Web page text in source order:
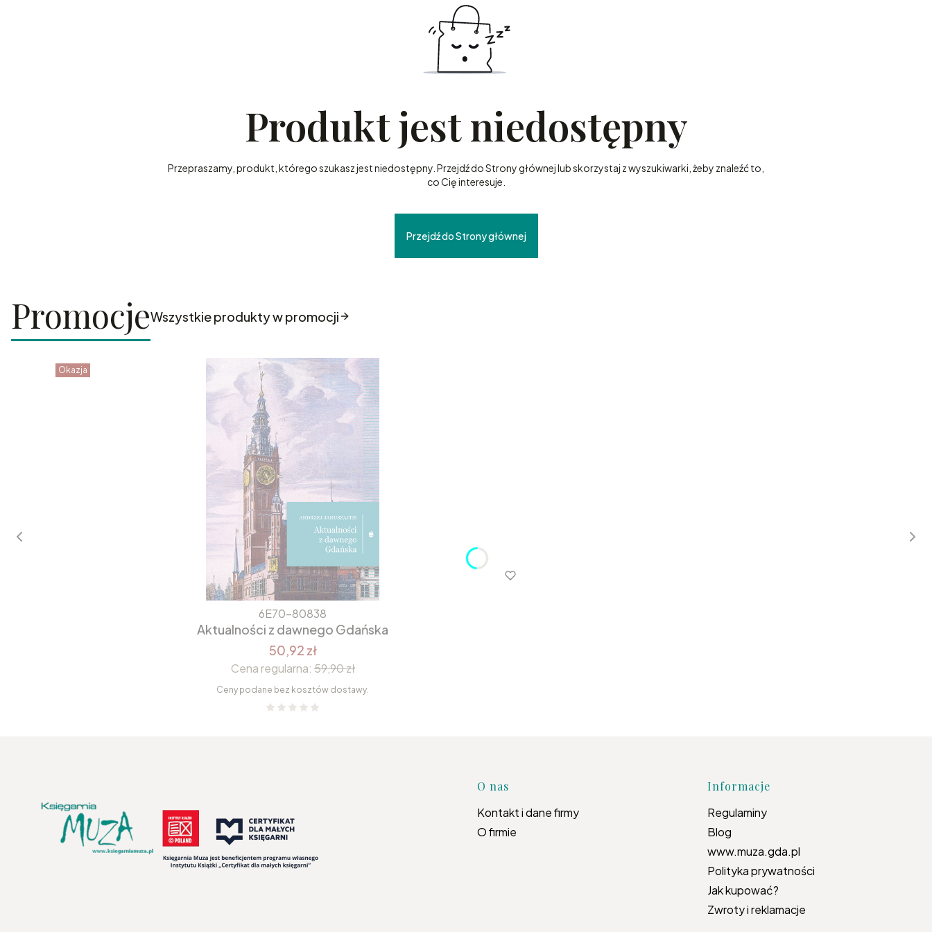
Produkt jest niedostępny
Przepraszamy, produkt, którego szukasz jest niedostępny. Przejdź do Strony głównej lub skorzystaj z wyszukiwarki, żeby znaleźć to,
co Cię interesuje.
Przejdź do Strony głównej
PromocjeWszystkie produkty w promocji
Okazja
6E70-80838
Aktualności z dawnego Gdańska
50,92 zł
Cena regularna: 59,90 zł
Ceny podane bez kosztów dostawy.
Linki w stopce
O nas
Kontakt i dane firmy
O firmie
Informacje
Regulaminy
Blog
www.muza.gda.pl
Polityka prywatności
Jak kupować?
Zwroty i reklamacje